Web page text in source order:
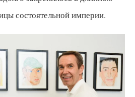
состоятельной империи.